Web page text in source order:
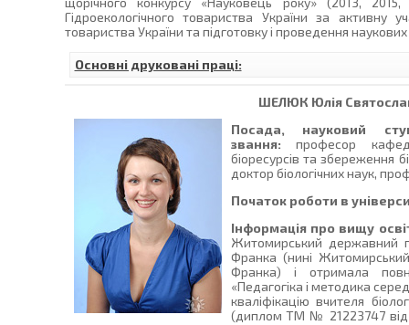
Гідроекологічного товариства України за активну
товариства України та підготовку і проведення
Основні друковані праці:
ШЕЛЮК Юлія
Посада, науковий
звання: професор
біоресурсів та збереження
доктор біологічних наук,
Початок роботи в
Інформація про вищу
Житомирський державний
Франка (нині
Франка) і отримала
«Педагогіка і методика
кваліфікацію вчителя
(диплом ТМ № 21223747 від